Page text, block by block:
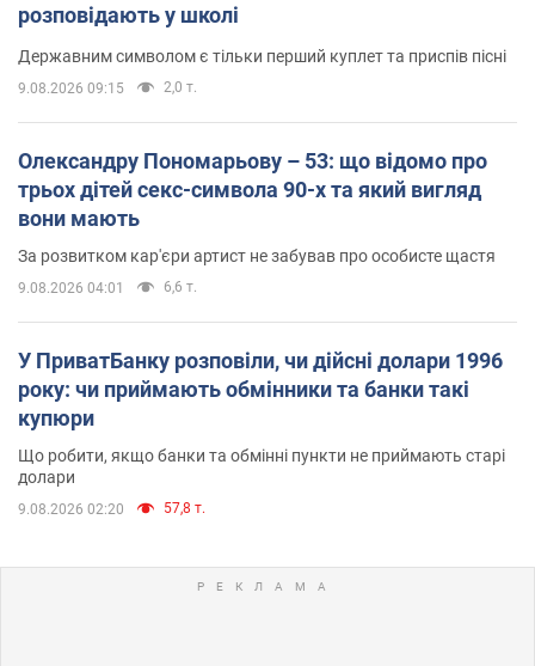
розповідають у школі
Державним символом є тільки перший куплет та приспів пісні
9.08.2026 09:15 2,0 т.
Олександру Пономарьову – 53: що відомо про
трьох дітей секс-символа 90-х та який вигляд
вони мають
За розвитком кар'єри артист не забував про особисте щастя
9.08.2026 04:01 6,6 т.
У ПриватБанку розповіли, чи дійсні долари 1996
року: чи приймають обмінники та банки такі
купюри
Що робити, якщо банки та обмінні пункти не приймають старі
долари
9.08.2026 02:20 57,8 т.